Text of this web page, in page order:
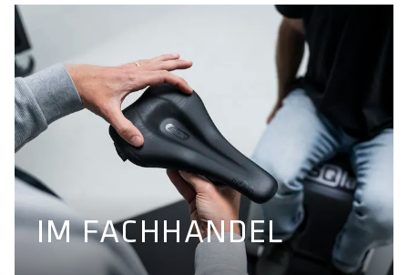
IM FACHHANDEL